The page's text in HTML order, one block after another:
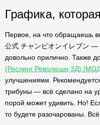
Графика,
Первое, на что обращаешь
公式 チャンピオンイレブン —
довольно прилично. Также
(Реслинг Революшн 3Д)
улучшениями.
трибуны — всё сделано на
порой может удивить. Но!
то будете разочарованы.